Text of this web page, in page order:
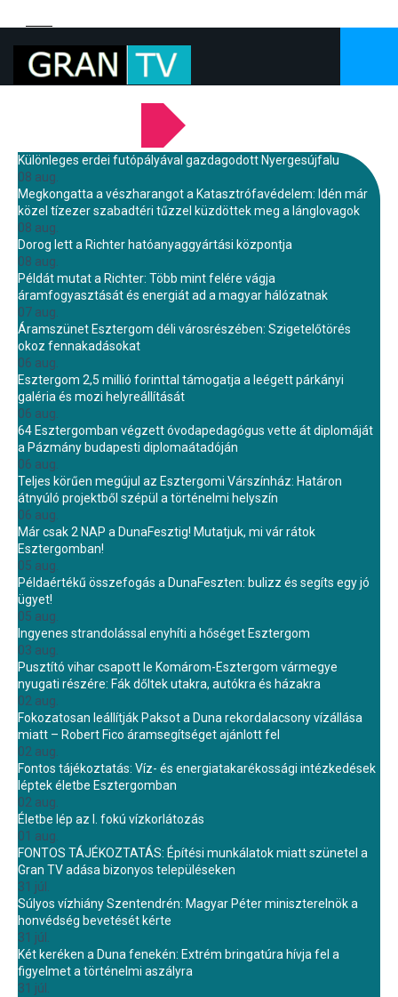
Különleges erdei futópályával gazdagodott Nyergesújfalu
08 aug.
Megkongatta a vészharangot a Katasztrófavédelem: Idén már
közel tízezer szabadtéri tűzzel küzdöttek meg a lánglovagok
08 aug.
Dorog lett a Richter hatóanyaggyártási központja
08 aug.
Példát mutat a Richter: Több mint felére vágja
áramfogyasztását és energiát ad a magyar hálózatnak
07 aug.
Áramszünet Esztergom déli városrészében: Szigetelőtörés
okoz fennakadásokat
06 aug.
Esztergom 2,5 millió forinttal támogatja a leégett párkányi
galéria és mozi helyreállítását
06 aug.
64 Esztergomban végzett óvodapedagógus vette át diplomáját
a Pázmány budapesti diplomaátadóján
06 aug.
Teljes körűen megújul az Esztergomi Várszínház: Határon
átnyúló projektből szépül a történelmi helyszín
06 aug.
Már csak 2 NAP a DunaFesztig! Mutatjuk, mi vár rátok
Esztergomban!
05 aug.
Példaértékű összefogás a DunaFeszten: bulizz és segíts egy jó
ügyet!
05 aug.
Ingyenes strandolással enyhíti a hőséget Esztergom
03 aug.
Pusztító vihar csapott le Komárom-Esztergom vármegye
nyugati részére: Fák dőltek utakra, autókra és házakra
02 aug.
Fokozatosan leállítják Paksot a Duna rekordalacsony vízállása
miatt – Robert Fico áramsegítséget ajánlott fel
02 aug.
Fontos tájékoztatás: Víz- és energiatakarékossági intézkedések
léptek életbe Esztergomban
02 aug.
Életbe lép az I. fokú vízkorlátozás
01 aug.
FONTOS TÁJÉKOZTATÁS: Építési munkálatok miatt szünetel a
Gran TV adása bizonyos településeken
31 júl.
Súlyos vízhiány Szentendrén: Magyar Péter miniszterelnök a
honvédség bevetését kérte
31 júl.
Két keréken a Duna fenekén: Extrém bringatúra hívja fel a
figyelmet a történelmi aszályra
31 júl.